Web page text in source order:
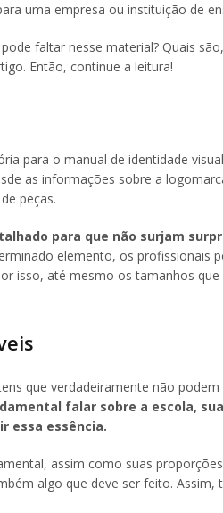
uma empresa ou instituição de
faltar nesse material? Quais
Então, continue a leitura!
para o manual de identidade
as informações sobre a
peças.
para que não surjam
elemento, os profissionais
isso, até mesmo os tamanhos
que verdadeiramente não
falar sobre a escola,
essa essência.
assim como suas
algo que deve ser feito.